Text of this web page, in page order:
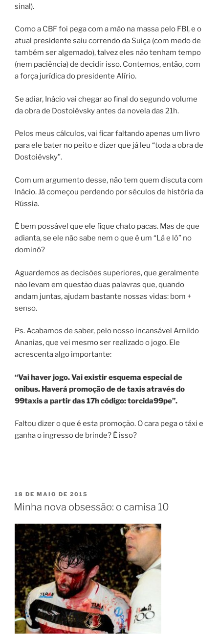
sinal).
Como a CBF foi pega com a mão na massa pelo FBI, e o
atual presidente saiu correndo da Suiça (com medo de
também ser algemado), talvez eles não tenham tempo
(nem paciência) de decidir isso. Contemos, então, com
a força jurídica do presidente Alírio.
Se adiar, Inácio vai chegar ao final do segundo volume
da obra de Dostoiévsky antes da novela das 21h.
Pelos meus cálculos, vai ficar faltando apenas um livro
para ele bater no peito e dizer que já leu “toda a obra de
Dostoiévsky”.
Com um argumento desse, não tem quem discuta com
Inácio. Já começou perdendo por séculos de história da
Rússia.
É bem possável que ele fique chato pacas. Mas de que
adianta, se ele não sabe nem o que é um “Lá e lô” no
dominó?
Aguardemos as decisões superiores, que geralmente
não levam em questão duas palavras que, quando
andam juntas, ajudam bastante nossas vidas: bom +
senso.
Ps. Acabamos de saber, pelo nosso incansável Arnildo
Ananias, que vei mesmo ser realizado o jogo. Ele
acrescenta algo importante:
“Vai haver jogo. Vai existir esquema especial de
onibus. Haverá promoção de de taxis através do
99taxis a partir das 17h código: torcida99pe”.
Faltou dizer o que é esta promoção. O cara pega o táxi e
ganha o ingresso de brinde? É isso?
PUBLICADO
EM
18 DE MAIO DE 2015
Minha nova obsessão: o camisa 10